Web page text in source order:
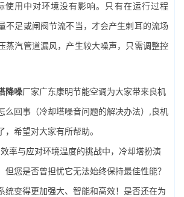
使用中对环境没有影响。只有在运行过程
不足或闸阀节流不当，才会产生刺耳的流场
蒸汽管道漏风，产生较大噪声，只需调整控
降噪厂家广东康明节能空调为大家带来良机
么回事（冷却塔噪音问题的解决办法）,良机
，希望对大家有所帮助。
与应对环境温度的挑战中，冷却塔扮演
但您是否曾担忧它无法始终保持最佳性能？
统变得更加强大、智能和高效！是否还在为